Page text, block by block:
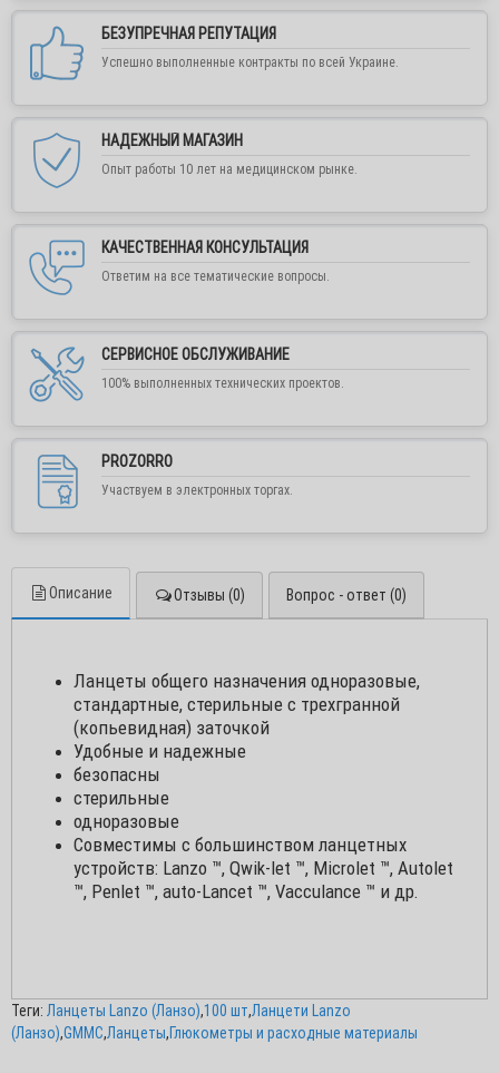
БЕЗУПРЕЧНАЯ РЕПУТАЦИЯ
Успешно выполненные контракты по всей Украине.
НАДЕЖНЫЙ МАГАЗИН
Опыт работы 10 лет на медицинском рынке.
КАЧЕСТВЕННАЯ КОНСУЛЬТАЦИЯ
Ответим на все тематические вопросы.
СЕРВИСНОЕ ОБСЛУЖИВАНИЕ
100% выполненных технических проектов.
PROZORRO
Участвуем в электронных торгах.
Описание Отзывы (0) Вопрос - ответ (0)
Ланцеты общего назначения одноразовые,
стандартные, стерильные с трехгранной
(копьевидная) заточкой
Удобные и надежные
безопасны
стерильные
одноразовые
Совместимы с большинством ланцетных
устройств: Lanzo ™, Qwik-let ™, Microlet ™, Autolet
™, Penlet ™, auto-Lancet ™, Vacculance ™ и др.
Теги: Ланцеты Lanzo (Ланзо),100 шт,Ланцети Lanzo
(Ланзо),GMMC,Ланцеты,Глюкометры и расходные материалы
обратной связи или написать нам в любой удобный
мессенджер.
Заказывайте обратный звонок, пишите в
Viber, Telegram, WhatsApp или на е-мейл, мы
С уважением, команда Медшоп.